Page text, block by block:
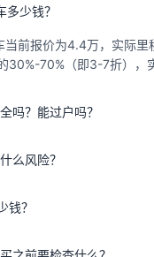
少钱？
前报价为4.4万，实际
30%-70%（即3-7折）
吗？能过户吗？
么风险？
钱？